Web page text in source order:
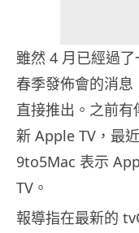
雖然 4 月已經過
春季發佈會的消
直接推出。之前
新 Apple TV，最
9to5Mac 表示
TV。
報導指在最新的